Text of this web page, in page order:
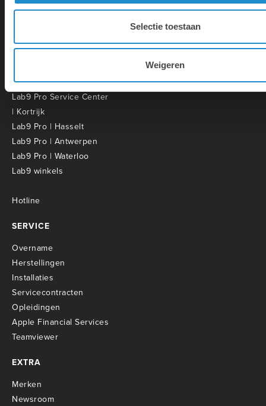
Selectie toestaan
Weigeren
en onderwijsinstellingen.
Lab9 Pro | Kortrijk
Lab9 Pro Service Center
| Kortrijk
Lab9 Pro | Hasselt
Lab9 Pro | Antwerpen
Lab9 Pro | Waterloo
Lab9 winkels
Hotline
SERVICE
Overname
Herstellingen
Installaties
Servicecontracten
Opleidingen
Apple Financial Services
Teamviewer
EXTRA
Merken
Newsroom